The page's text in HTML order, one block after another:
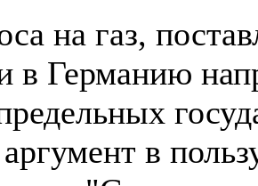
на газ,
в Германию
в